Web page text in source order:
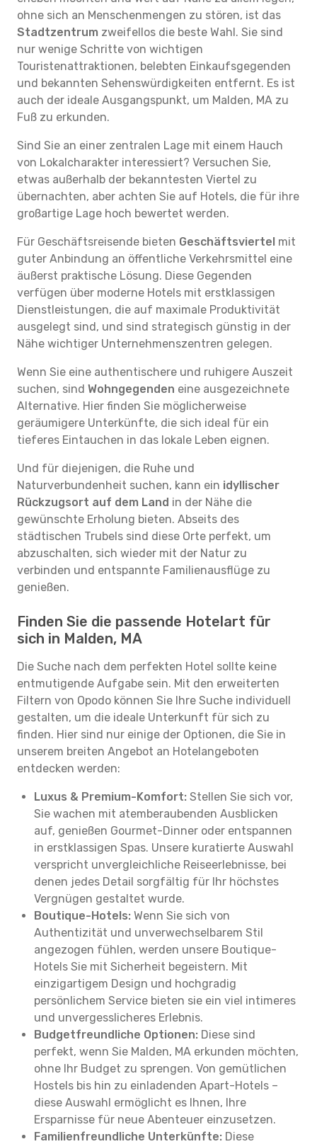
ohne sich an Menschenmengen zu stören, ist das
Stadtzentrum zweifellos die beste Wahl. Sie sind
nur wenige Schritte von wichtigen
Touristenattraktionen, belebten Einkaufsgegenden
und bekannten Sehenswürdigkeiten entfernt. Es ist
auch der ideale Ausgangspunkt, um Malden, MA zu
Fuß zu erkunden.
Sind Sie an einer zentralen Lage mit einem Hauch
von Lokalcharakter interessiert? Versuchen Sie,
etwas außerhalb der bekanntesten Viertel zu
übernachten, aber achten Sie auf Hotels, die für ihre
großartige Lage hoch bewertet werden.
Für Geschäftsreisende bieten Geschäftsviertel mit
guter Anbindung an öffentliche Verkehrsmittel eine
äußerst praktische Lösung. Diese Gegenden
verfügen über moderne Hotels mit erstklassigen
Dienstleistungen, die auf maximale Produktivität
ausgelegt sind, und sind strategisch günstig in der
Nähe wichtiger Unternehmenszentren gelegen.
Wenn Sie eine authentischere und ruhigere Auszeit
suchen, sind Wohngegenden eine ausgezeichnete
Alternative. Hier finden Sie möglicherweise
geräumigere Unterkünfte, die sich ideal für ein
tieferes Eintauchen in das lokale Leben eignen.
Und für diejenigen, die Ruhe und
Naturverbundenheit suchen, kann ein idyllischer
Rückzugsort auf dem Land in der Nähe die
gewünschte Erholung bieten. Abseits des
städtischen Trubels sind diese Orte perfekt, um
abzuschalten, sich wieder mit der Natur zu
verbinden und entspannte Familienausflüge zu
genießen.
Finden Sie die passende Hotelart für
sich in Malden, MA
Die Suche nach dem perfekten Hotel sollte keine
entmutigende Aufgabe sein. Mit den erweiterten
Filtern von Opodo können Sie Ihre Suche individuell
gestalten, um die ideale Unterkunft für sich zu
finden. Hier sind nur einige der Optionen, die Sie in
unserem breiten Angebot an Hotelangeboten
entdecken werden:
Luxus & Premium-Komfort: Stellen Sie sich vor,
Sie wachen mit atemberaubenden Ausblicken
auf, genießen Gourmet-Dinner oder entspannen
in erstklassigen Spas. Unsere kuratierte Auswahl
verspricht unvergleichliche Reiseerlebnisse, bei
denen jedes Detail sorgfältig für Ihr höchstes
Vergnügen gestaltet wurde.
Boutique-Hotels: Wenn Sie sich von
Authentizität und unverwechselbarem Stil
angezogen fühlen, werden unsere Boutique-
Hotels Sie mit Sicherheit begeistern. Mit
einzigartigem Design und hochgradig
persönlichem Service bieten sie ein viel intimeres
und unvergesslicheres Erlebnis.
Budgetfreundliche Optionen: Diese sind
perfekt, wenn Sie Malden, MA erkunden möchten,
ohne Ihr Budget zu sprengen. Von gemütlichen
Hostels bis hin zu einladenden Apart-Hotels –
diese Auswahl ermöglicht es Ihnen, Ihre
Ersparnisse für neue Abenteuer einzusetzen.
Familienfreundliche Unterkünfte: Diese